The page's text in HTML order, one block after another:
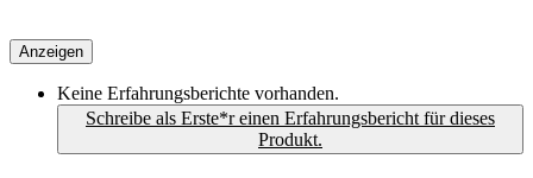
Anzeigen
Keine Erfahrungsberichte vorhanden.
Schreibe als Erste*r einen Erfahrungsbericht für dieses
Produkt.